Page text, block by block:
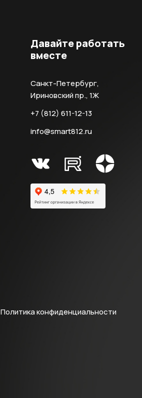
Давайте работать
вместе
Санкт-Петербург,
Ириновский пр., 1Ж
+7 (812) 611-12-13
info@smart812.ru
Политика конфиденциальности